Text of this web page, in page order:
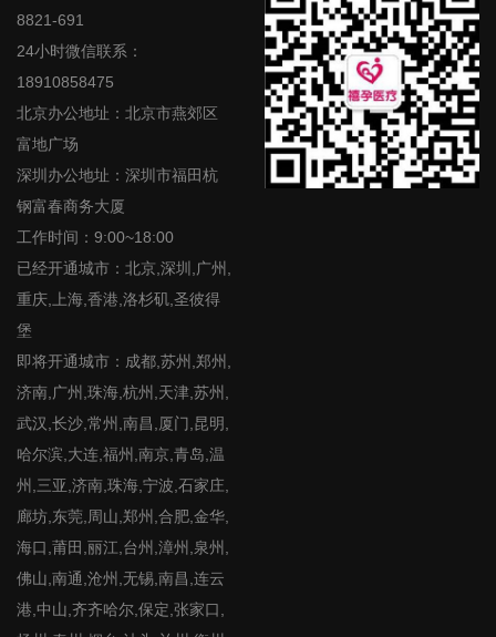
8821-691
24小时微信联系：
18910858475
北京办公地址：北京市燕郊区
富地广场
深圳办公地址：深圳市福田杭
钢富春商务大厦
工作时间：9:00~18:00
已经开通城市：北京,深圳,广州,
重庆,上海,香港,洛杉矶,圣彼得
堡
即将开通城市：成都,苏州,郑州,
济南,广州,珠海,杭州,天津,苏州,
武汉,长沙,常州,南昌,厦门,昆明,
哈尔滨,大连,福州,南京,青岛,温
州,三亚,济南,珠海,宁波,石家庄,
廊坊,东莞,周山,郑州,合肥,金华,
海口,莆田,丽江,台州,漳州,泉州,
佛山,南通,沧州,无锡,南昌,连云
港,中山,齐齐哈尔,保定,张家口,